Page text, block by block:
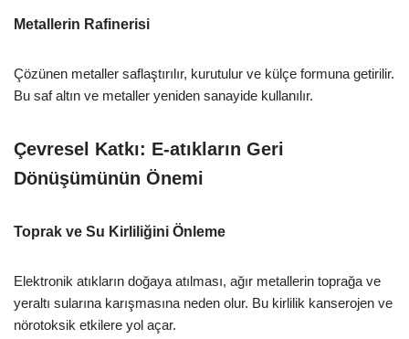
Metallerin Rafinerisi
Çözünen metaller saflaştırılır, kurutulur ve külçe formuna getirilir.
Bu saf altın ve metaller yeniden sanayide kullanılır.
Çevresel Katkı: E-atıkların Geri
Dönüşümünün Önemi
Toprak ve Su Kirliliğini Önleme
Elektronik atıkların doğaya atılması, ağır metallerin toprağa ve
yeraltı sularına karışmasına neden olur. Bu kirlilik kanserojen ve
nörotoksik etkilere yol açar.